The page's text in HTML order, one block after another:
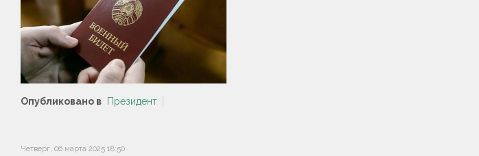
Опубликовано в Президент
Четверг, 06 марта 2025 18:50